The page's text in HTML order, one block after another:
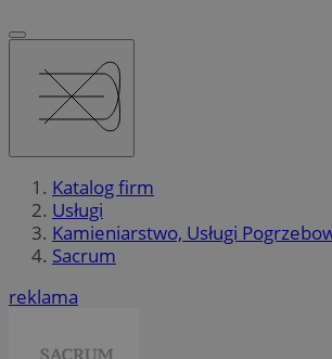
Katalog firm
Usługi
Kamieniarstwo, Usługi
Sacrum
reklama